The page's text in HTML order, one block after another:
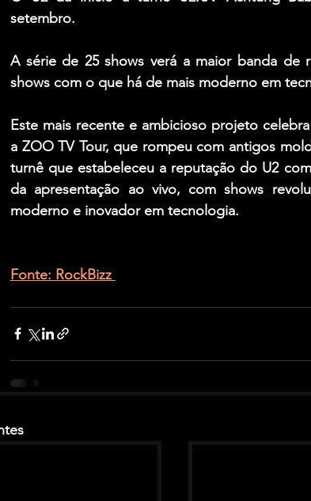
setembro.
A série de 25 shows verá a maior banda
shows com o que há de mais moderno em
Este mais recente e ambicioso projeto
a ZOO TV Tour, que rompeu com antigos
turnê que estabeleceu a reputação do U2
da apresentação ao vivo, com shows
moderno e inovador em tecnologia.
Fonte: RockBizz